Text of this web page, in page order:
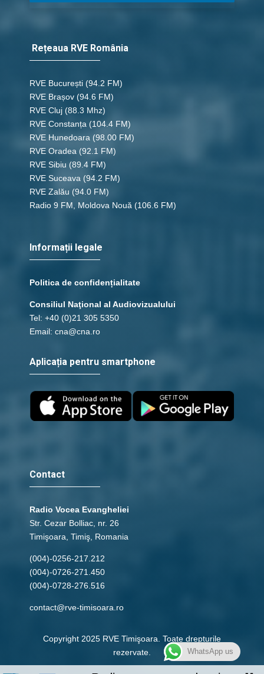
Rețeaua RVE România
RVE București (94.2 FM)
RVE Brașov (94.6 FM)
RVE Cluj (88.3 Mhz)
RVE Constanța (104.4 FM)
RVE Hunedoara (98.00 FM)
RVE Oradea (92.1 FM)
RVE Sibiu (89.4 FM)
RVE Suceava (94.2 FM)
RVE Zalău (94.0 FM)
Radio 9 FM, Moldova Nouă (106.6 FM)
Informații legale
Politica de confidențialitate
Consiliul Naţional al Audiovizualului
Tel: +40 (0)21 305 5350
Email: cna@cna.ro
Aplicația pentru smartphone
Contact
Radio Vocea Evangheliei
Str. Cezar Bolliac, nr. 26
Timişoara, Timiş, Romania
(004)-0256-217.212
(004)-0726-271.450
(004)-0728-276.516
contact@rve-timisoara.ro
Copyright 2025 RVE Timişoara. Toate drepturile
rezervate.
WhatsApp us